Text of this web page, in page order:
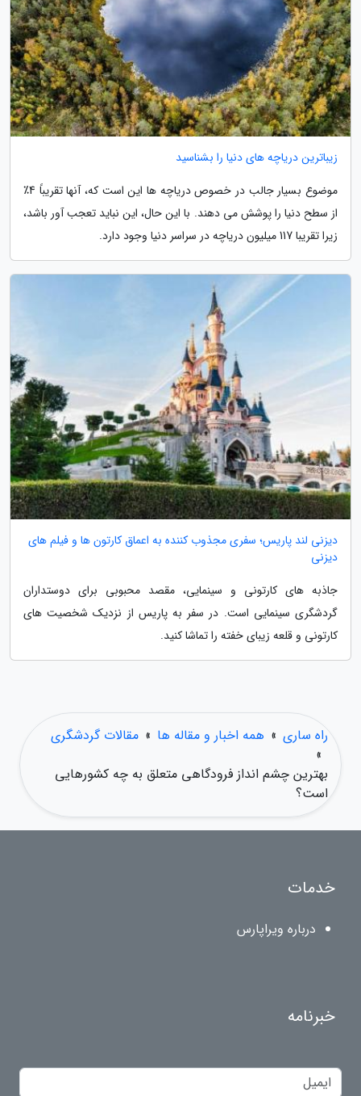
زیباترین دریاچه های دنیا را بشناسید
موضوع بسیار جالب در خصوص دریاچه ها این است که، آنها تقریباً 4٪
از سطح دنیا را پوشش می دهند. با این حال، این نباید تعجب آور باشد،
زیرا تقریبا 117 میلیون دریاچه در سراسر دنیا وجود دارد.
دیزنی لند پاریس؛ سفری مجذوب کننده به اعماق کارتون ها و فیلم های
دیزنی
جاذبه های کارتونی و سینمایی، مقصد محبوبی برای دوستداران
گردشگری سینمایی است. در سفر به پاریس از نزدیک شخصیت های
کارتونی و قلعه زیبای خفته را تماشا کنید.
راه ساری » همه اخبار و مقاله ها » مقالات گردشگری
»
بهترین چشم انداز فرودگاهی متعلق به چه کشورهایی
است؟
خدمات
درباره ویراپارس
خبرنامه